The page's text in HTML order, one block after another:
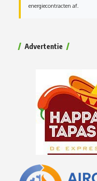
energiecontracten af.
Advertentie